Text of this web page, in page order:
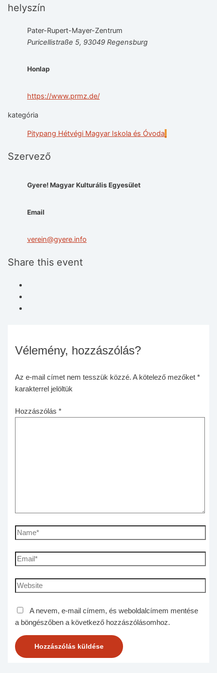
helyszín
Pater-Rupert-Mayer-Zentrum
Puricellistraße 5, 93049 Regensburg
Honlap
https://www.prmz.de/
kategória
Pitypang Hétvégi Magyar Iskola és Óvoda
Szervező
Gyere! Magyar Kulturális Egyesület
Email
verein@gyere.info
Share this event
Vélemény, hozzászólás?
Az e-mail címet nem tesszük közzé. A kötelező mezőket *
karakterrel jelöltük
Hozzászólás *
A nevem, e-mail címem, és weboldalcímem mentése
a böngészőben a következő hozzászólásomhoz.